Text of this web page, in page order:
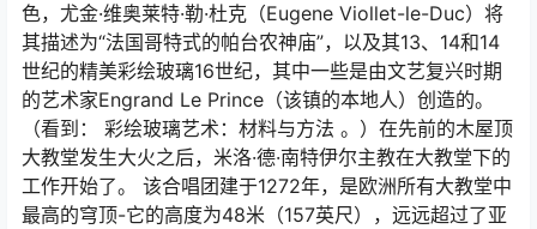
色，尤金·维奥莱特·勒·杜克（Eugene Viollet-le-Duc）将
其描述为“法国哥特式的帕台农神庙”，以及其13、14和14
世纪的精美彩绘玻璃16世纪，其中一些是由文艺复兴时期
的艺术家Engrand Le Prince（该镇的本地人）创造的。
（看到： 彩绘玻璃艺术：材料与方法 。）在先前的木屋顶
大教堂发生大火之后，米洛·德·南特伊尔主教在大教堂下的
工作开始了。 该合唱团建于1272年，是欧洲所有大教堂中
最高的穹顶-它的高度为48米（157英尺），远远超过了亚